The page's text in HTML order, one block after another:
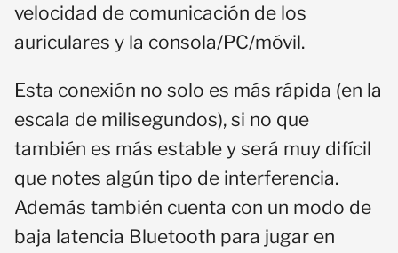
velocidad de comunicación de los
auriculares y la consola/PC/móvil.
Esta conexión no solo es más rápida (en la
escala de milisegundos), si no que
también es más estable y será muy difícil
que notes algún tipo de interferencia.
Además también cuenta con un modo de
baja latencia Bluetooth para jugar en